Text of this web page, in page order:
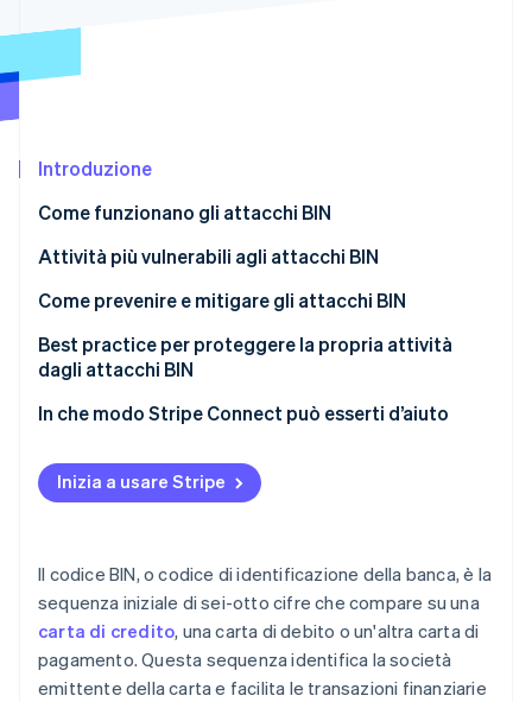
Prevenzione delle frodi
Climate
Identity
Verifica online dell'identità
Scopri come Stripe sta costruendo l'infrastruttura
Guarda ora
Introduzione
Come funzionano gli attacchi BIN
Attività più vulnerabili agli attacchi BIN
Come prevenire e mitigare gli attacchi BIN
Best practice per proteggere la propria attività
dagli attacchi BIN
In che modo Stripe Connect può esserti d’aiuto
Inizia a usare Stripe
Il codice BIN, o codice di identificazione della banca, è la
sequenza iniziale di sei-otto cifre che compare su una
carta di credito, una carta di debito o un'altra carta di
pagamento. Questa sequenza identifica la società
emittente della carta e facilita le transazioni finanziarie